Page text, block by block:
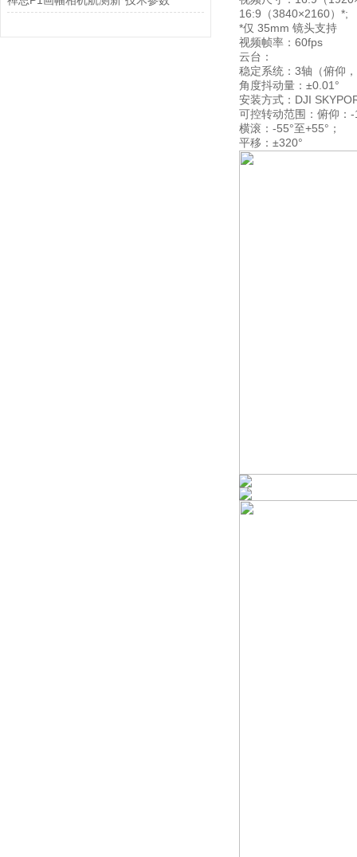
16:9（3840×2160）*;
*仅 35mm 镜头支持
视频帧率：60fps
云台：
稳定系统：3轴（俯仰
角度抖动量：±0.01°
安装方式：DJI
可控转动范围：俯仰：-
横滚：-55°至+55°；
平移：±320°